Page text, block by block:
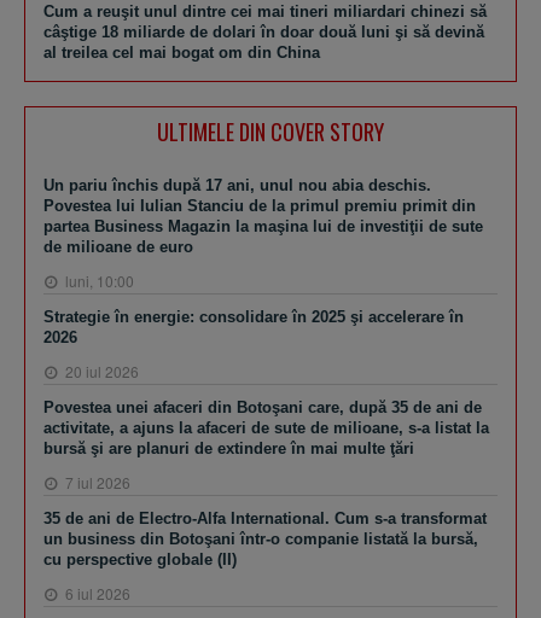
Cum a reuşit unul dintre cei mai tineri miliardari chinezi să
câştige 18 miliarde de dolari în doar două luni şi să devină
al treilea cel mai bogat om din China
ULTIMELE DIN COVER STORY
Un pariu închis după 17 ani, unul nou abia deschis.
Povestea lui Iulian Stanciu de la primul premiu primit din
partea Business Magazin la maşina lui de investiţii de sute
de milioane de euro
luni, 10:00
Strategie în energie: consolidare în 2025 şi accelerare în
2026
20 iul 2026
Povestea unei afaceri din Botoşani care, după 35 de ani de
activitate, a ajuns la afaceri de sute de milioane, s-a listat la
bursă şi are planuri de extindere în mai multe ţări
7 iul 2026
35 de ani de Electro-Alfa International. Cum s-a transformat
un business din Botoşani într-o companie listată la bursă,
cu perspective globale (II)
6 iul 2026